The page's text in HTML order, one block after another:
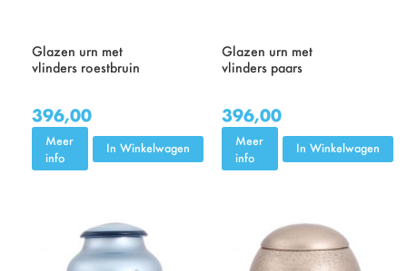
Glazen urn met
vlinders roestbruin
396,00
Meer
info
In Winkelwagen
Glazen urn met
vlinders paars
396,00
Meer
info
In Winkelwagen